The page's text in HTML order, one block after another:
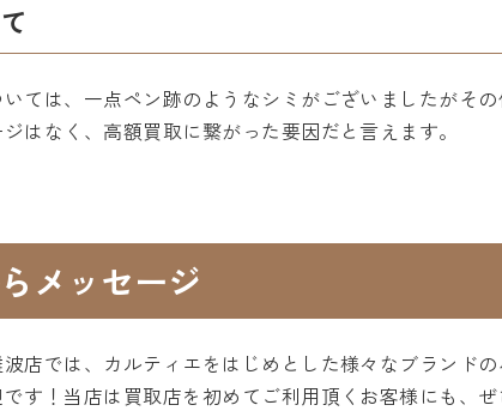
ては、一点ペン跡のようなシミがございましたがそ
はなく、高額買取に繋がった要因だと言えます。
メッセージ
店では、カルティエをはじめとした様々なブランド
す！当店は買取店を初めてご利用頂くお客様にも、